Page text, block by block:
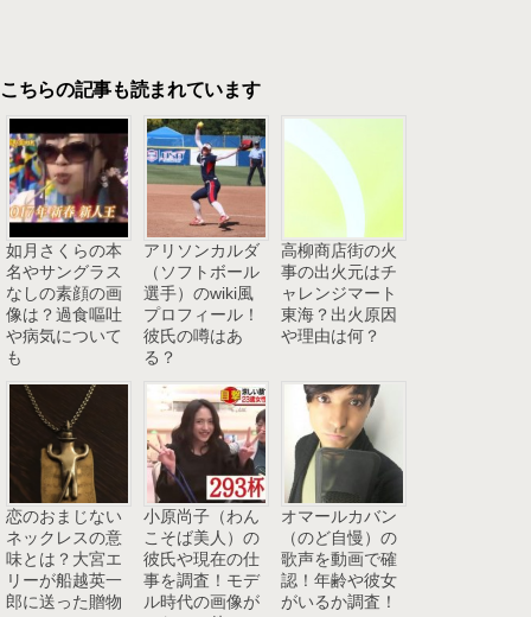
こちらの記事も読まれています
如月さくらの本
名やサングラス
なしの素顔の画
像は？過食嘔吐
や病気について
も
アリソンカルダ
（ソフトボール
選手）のwiki風
プロフィール！
彼氏の噂はあ
る？
高柳商店街の火
事の出火元はチ
ャレンジマート
東海？出火原因
や理由は何？
恋のおまじない
ネックレスの意
味とは？大宮エ
リーが船越英一
郎に送った贈物
小原尚子（わん
こそば美人）の
彼氏や現在の仕
事を調査！モデ
ル時代の画像が
オマールカバン
（のど自慢）の
歌声を動画で確
認！年齢や彼女
がいるか調査！